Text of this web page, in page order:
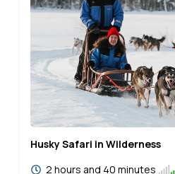
Husky Safari in Wilderness
2 hours and 40 minutes